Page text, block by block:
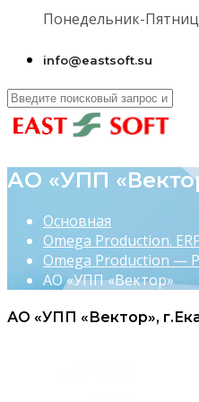
Понедельник-
info@eastsoft.su
АО «УПП
Основная
Omega Production.
Omega Production —
АО «УПП «Вектор»
АО «УПП «Вектор»,